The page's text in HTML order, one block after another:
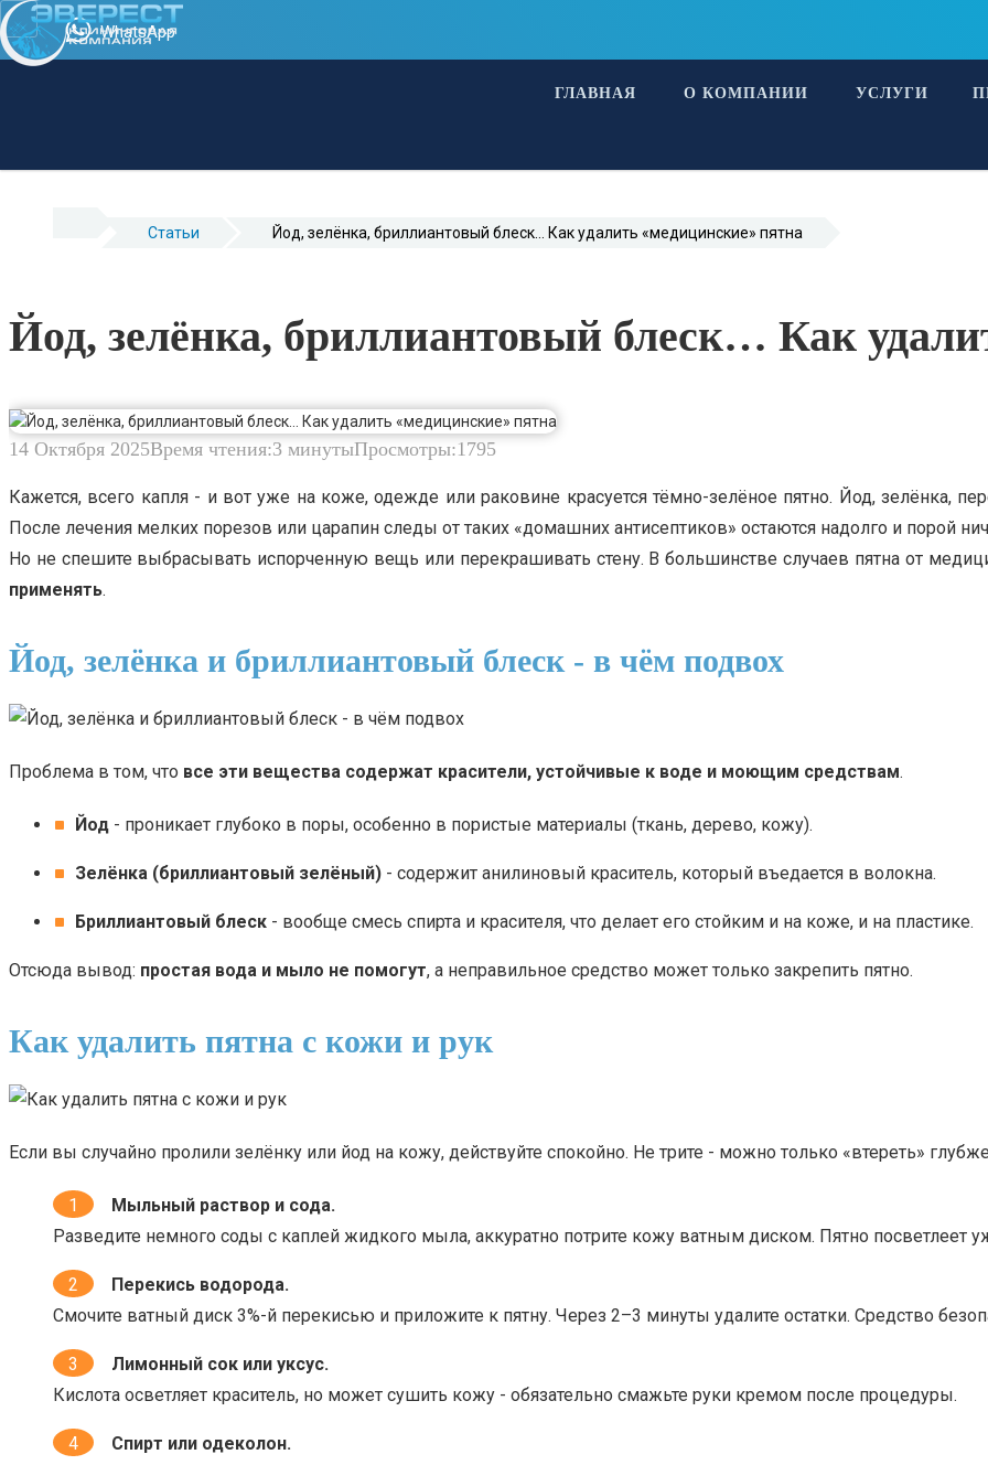
WhatsApp
ГЛАВНАЯ О КОМПАНИИ УСЛУГИ
Cтатьи Йод, зелёнка, бриллиантовый блеск… Как удалить «медицинские» пятна
Йод, зелёнка, бриллиантовый блеск… Как
14 Октября 2025Время чтения:3 минутыПросмотры:1795
Кажется, всего капля - и вот уже на коже, одежде или раковине красуется тёмно-зелёное пятно. Йод, зелёнка,
После лечения мелких порезов или царапин следы от таких «домашних антисептиков» остаются надолго и порой
Но не спешите выбрасывать испорченную вещь или перекрашивать стену. В большинстве случаев пятна от
применять.
Йод, зелёнка и бриллиантовый блеск - в чём подвох
Проблема в том, что все эти вещества содержат красители, устойчивые к воде и моющим средствам.
Йод - проникает глубоко в поры, особенно в пористые материалы (ткань, дерево, кожу).
Зелёнка (бриллиантовый зелёный) - содержит анилиновый краситель, который въедается в волокна.
Бриллиантовый блеск - вообще смесь спирта и красителя, что делает его стойким и на коже, и на пластике.
Отсюда вывод: простая вода и мыло не помогут, а неправильное средство может только закрепить пятно.
Как удалить пятна с кожи и рук
Если вы случайно пролили зелёнку или йод на кожу, действуйте спокойно. Не трите - можно только «втереть»
Мыльный раствор и сода.
Разведите немного соды с каплей жидкого мыла, аккуратно потрите кожу ватным диском. Пятно посветлеет
Перекись водорода.
Смочите ватный диск 3%-й перекисью и приложите к пятну. Через 2–3 минуты удалите остатки. Средство
Лимонный сок или уксус.
Кислота осветляет краситель, но может сушить кожу - обязательно смажьте руки кремом после процедуры.
Спирт или одеколон.